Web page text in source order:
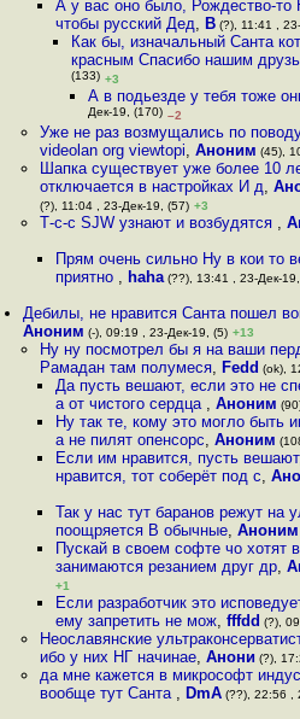
А у вас оно было, Рождество-то
чтобы русский Дед, В(?), 11:41 ,
Как бы, изначальный Санта
красным Спасибо нашим друзь
(133) +3
А в подьезде у тебя тоже
Дек-19, (170) –2
Уже не раз возмущались по
videolan org viewtopi, Аноним (45),
Шапка существует уже более 10
отключается в настройках И д,
(?), 11:04 , 23-Дек-19, (57) +3
Т-с-с SJW узнают и возбудятся ,
Прям очень сильно Ну в кои то
приятно , haha(??), 13:41 , 23-Дек-
Дебилы, не нравится Санта пошел
Аноним (-), 09:19 , 23-Дек-19, (5) +13
Ну ну посмотрел бы я на ваши
Рамадан там полумеся, Fedd (ok),
Да пусть вешают, если это не
а от чистого сердца , Аноним
Ну так те, кому это могло быть
а не пилят опенсорс, Аноним
Если им нравится, пусть
нравится, тот соберёт под с,
Так у нас тут баранов режут на
поощряется В обычные, Аноним
Пускай в своем софте чо хотят
занимаются резанием друг др,
+1
Если разработчик это
ему запретить не мож, fffdd (?),
Неославянские
ибо у них НГ начинае, Анони (?),
да мне кажется в микрософт
вообще тут Санта , DmA(??), 22:56 ,